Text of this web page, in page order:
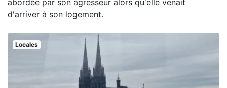
abordée par son agresseur alors qu'elle venait
d'arriver à son logement.
Locales